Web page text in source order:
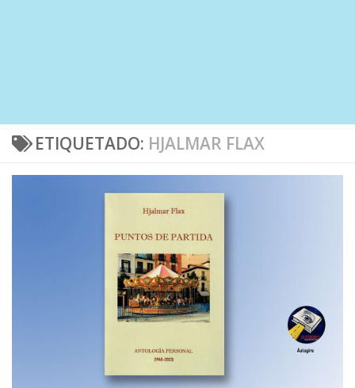
ETIQUETADO: HJALMAR FLAX